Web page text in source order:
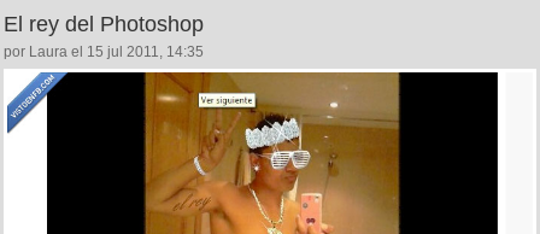
El rey del Photoshop
por Laura el 15 jul 2011, 14:35